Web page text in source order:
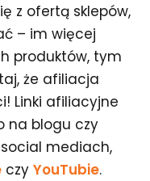
z ofertą sklepów,
– im więcej
produktów, tym
że afiliacja
Linki afiliacyjne
na blogu czy
mediach,
czy YouTubie.